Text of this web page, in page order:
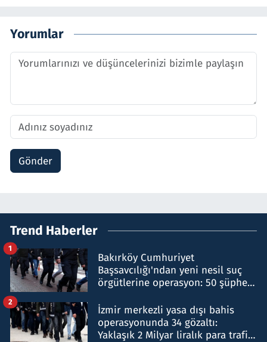
Yorumlar
Gönder
Trend Haberler
Bakırköy Cumhuriyet
Başsavcılığı'ndan yeni nesil suç
örgütlerine operasyon: 50 şüpheli
1
İzmir merkezli yasa dışı bahis
operasyonunda 34 gözaltı:
Yaklaşık 2 Milyar liralık para trafiği
2